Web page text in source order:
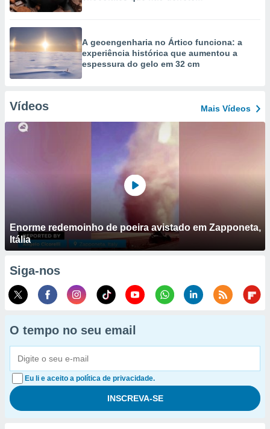
A geoengenharia no Ártico funciona: a
experiência histórica que aumentou a
espessura do gelo em 32 cm
Vídeos Mais Vídeos
Enorme redemoinho de poeira avistado em Zapponeta,
Itália
Siga-nos
O tempo no seu email
Eu li e aceito a política de privacidade.